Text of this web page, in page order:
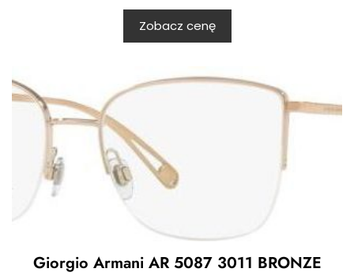
Zobacz cenę
Giorgio Armani AR 5087 3011 BRONZE